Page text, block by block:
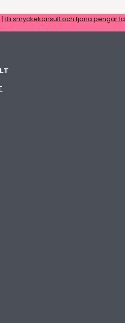
Bli smyckekonsult och tjäna pengar